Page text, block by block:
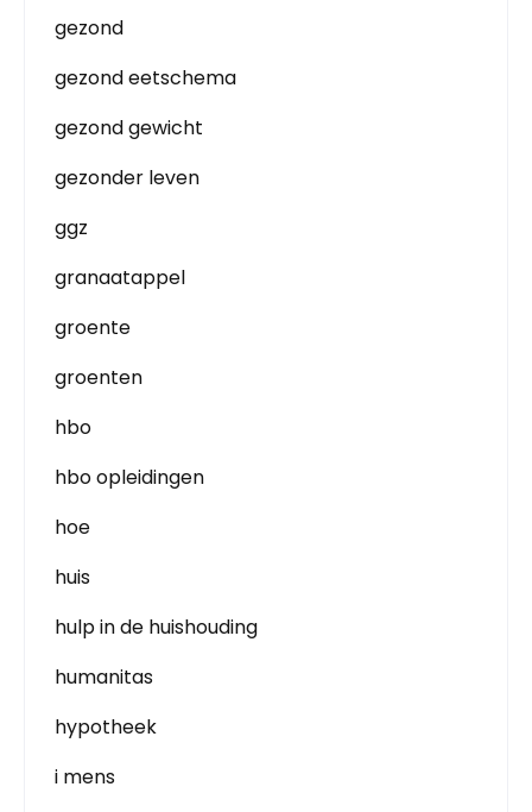
gezond
gezond eetschema
gezond gewicht
gezonder leven
ggz
granaatappel
groente
groenten
hbo
hbo opleidingen
hoe
huis
hulp in de huishouding
humanitas
hypotheek
i mens